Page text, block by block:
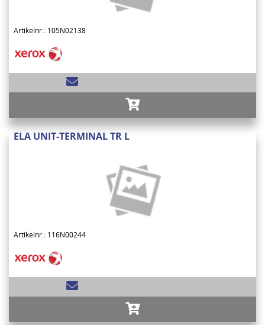
Artikelnr.: 105N02138
ELA UNIT-TERMINAL TR L
Artikelnr.: 116N00244